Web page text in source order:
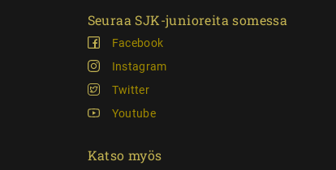
Seuraa SJK-junioreita somessa
Facebook
Instagram
Twitter
Youtube
Katso myös